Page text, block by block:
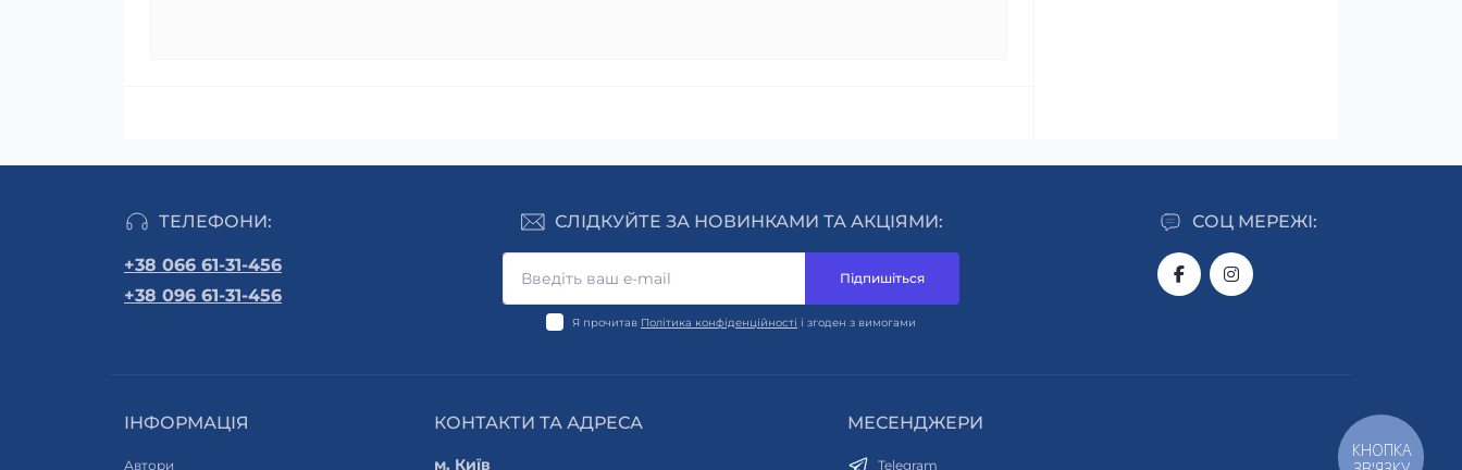
ТЕЛЕФОНИ:
+38 066 61-31-456
+38 096 61-31-456
СОЦ МЕРЕЖІ:
СЛІДКУЙТЕ ЗА НОВИНКАМИ ТА АКЦІЯМИ:
Підпишіться
Я прочитав Політика конфіденційності і згоден з вимогами
ІНФОРМАЦІЯ
Автори
КОНТАКТИ ТА АДРЕСА
м. Київ
МЕСЕНДЖЕРИ
Telegram
КНОПКА